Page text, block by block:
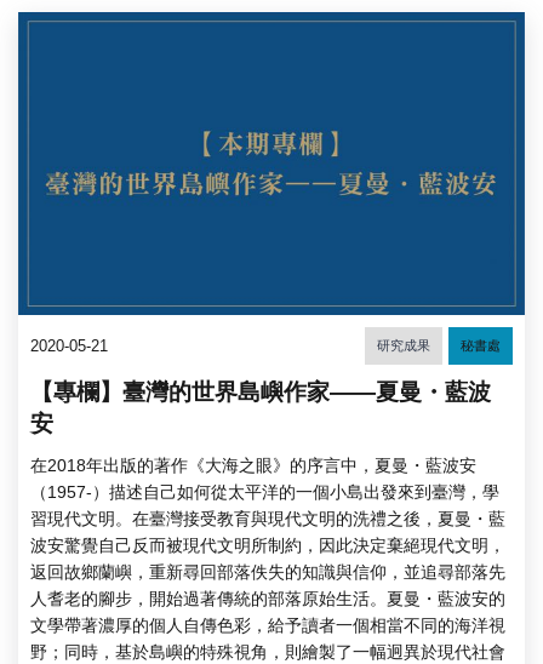
2020-05-21 研究成果 秘書處
【專欄】臺灣的世界島嶼作家——夏曼・藍波
安
在2018年出版的著作《大海之眼》的序言中，夏曼・藍波安
（1957-）描述自己如何從太平洋的一個小島出發來到臺灣，學
習現代文明。在臺灣接受教育與現代文明的洗禮之後，夏曼・藍
波安驚覺自己反而被現代文明所制約，因此決定棄絕現代文明，
返回故鄉蘭嶼，重新尋回部落佚失的知識與信仰，並追尋部落先
人耆老的腳步，開始過著傳統的部落原始生活。夏曼・藍波安的
文學帶著濃厚的個人自傳色彩，給予讀者一個相當不同的海洋視
野；同時，基於島嶼的特殊視角，則繪製了一幅迥異於現代社會